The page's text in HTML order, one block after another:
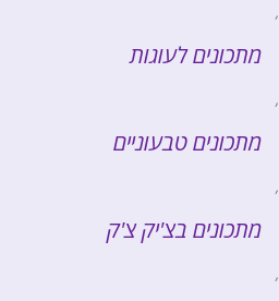
,
מתכונים לעוגות
,
מתכונים טבעוניים
,
מתכונים בצ'יק צ'ק
,